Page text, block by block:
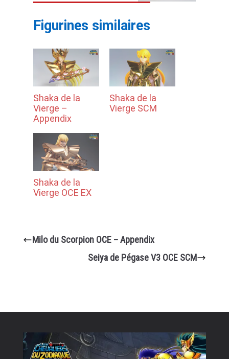
Figurines similaires
Shaka de la
Vierge –
Appendix
Shaka de la
Vierge SCM
Shaka de la
Vierge OCE EX
Milo du Scorpion OCE – Appendix
Seiya de Pégase V3 OCE SCM